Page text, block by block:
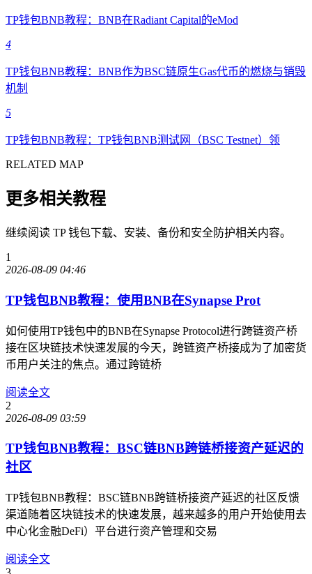
TP钱包BNB教程：BNB在Radiant Capital的eMod
4
TP钱包BNB教程：BNB作为BSC链原生Gas代币的燃烧与销毁
机制
5
TP钱包BNB教程：TP钱包BNB测试网（BSC Testnet）领
RELATED MAP
更多相关教程
继续阅读 TP 钱包下载、安装、备份和安全防护相关内容。
1
2026-08-09 04:46
TP钱包BNB教程：使用BNB在Synapse Prot
如何使用TP钱包中的BNB在Synapse Protocol进行跨链资产桥
接在区块链技术快速发展的今天，跨链资产桥接成为了加密货
币用户关注的焦点。通过跨链桥
阅读全文
2
2026-08-09 03:59
TP钱包BNB教程：BSC链BNB跨链桥接资产延迟的
社区
TP钱包BNB教程：BSC链BNB跨链桥接资产延迟的社区反馈
渠道随着区块链技术的快速发展，越来越多的用户开始使用去
中心化金融DeFi）平台进行资产管理和交易
阅读全文